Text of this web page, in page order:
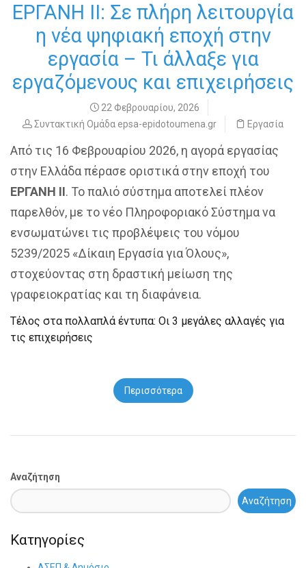
ΕΡΓΑΝΗ ΙΙ: Σε πλήρη λειτουργία
η νέα ψηφιακή εποχή στην
εργασία – Τι άλλαξε για
εργαζόμενους και επιχειρήσεις
22 Φεβρουαρίου, 2026
Συντακτική Ομάδα epsa-epidotoumena.gr
Εργασία
Από τις 16 Φεβρουαρίου 2026, η αγορά εργασίας
στην Ελλάδα πέρασε οριστικά στην εποχή του
ΕΡΓΑΝΗ ΙΙ. Το παλιό σύστημα αποτελεί πλέον
παρελθόν, με το νέο Πληροφοριακό Σύστημα να
ενσωματώνει τις προβλέψεις του νόμου
5239/2025 «Δίκαιη Εργασία για Όλους»,
στοχεύοντας στη δραστική μείωση της
γραφειοκρατίας και τη διαφάνεια.
Τέλος στα πολλαπλά έντυπα: Οι 3 μεγάλες αλλαγές για
τις επιχειρήσεις
Περισσότερα
Αναζήτηση
Αναζήτηση
Κατηγορίες